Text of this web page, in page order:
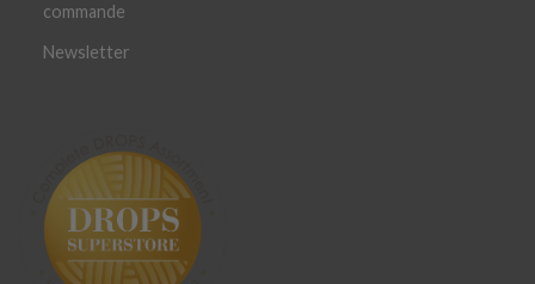
commande
Newsletter